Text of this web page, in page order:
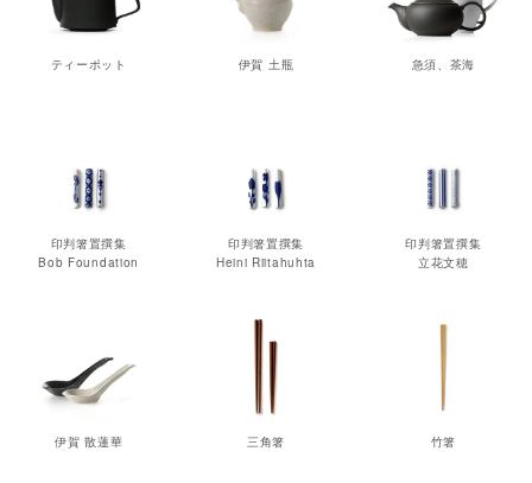
ティーポット 伊賀 土瓶 急須、茶海
印判箸置撰集
Bob Foundation
印判箸置撰集
Heini Riitahuhta
印判箸置撰集
立花文穂
伊賀 散蓮華 三角箸 竹箸